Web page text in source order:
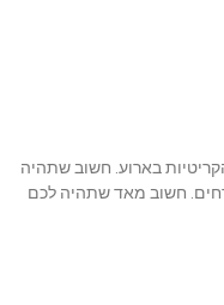
בארוע. חשוב שתהיה
חשוב מאד שתהיה לכם